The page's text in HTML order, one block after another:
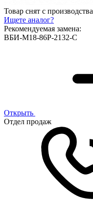
Товар снят с производства
Ищете аналог?
Рекомендуемая замена:
ВБИ-М18-86Р-2132-С
Открыть
Отдел продаж